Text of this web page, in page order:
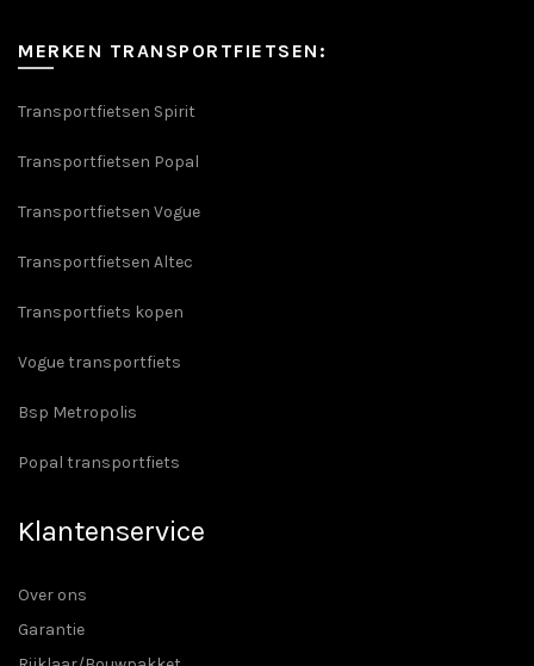
MERKEN TRANSPORTFIETSEN:
Transportfietsen Spirit
Transportfietsen Popal
Transportfietsen Vogue
Transportfietsen Altec
Transportfiets kopen
Vogue transportfiets
Bsp Metropolis
Popal transportfiets
Klantenservice
Over ons
Garantie